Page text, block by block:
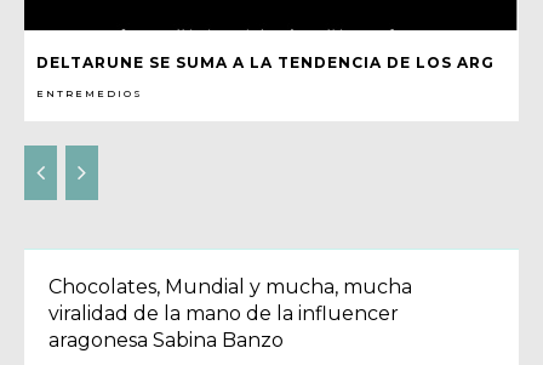
DELTARUNE SE SUMA A LA TENDENCIA DE LOS ARG
ENTREMEDIOS
Chocolates, Mundial y mucha, mucha
viralidad de la mano de la influencer
aragonesa Sabina Banzo